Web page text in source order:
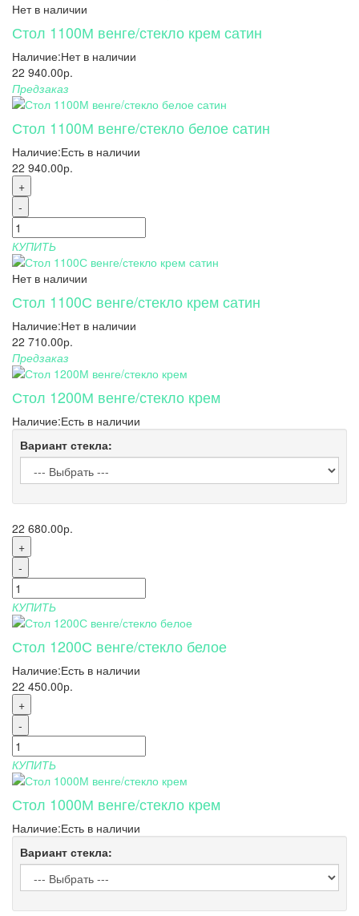
Нет в наличии
Стол 1100М венге/стекло крем сатин
Наличие:Нет в наличии
22 940.00р.
Предзаказ
Стол 1100М венге/стекло белое сатин
Наличие:Есть в наличии
22 940.00р.
+
-
КУПИТЬ
Нет в наличии
Стол 1100С венге/стекло крем сатин
Наличие:Нет в наличии
22 710.00р.
Предзаказ
Стол 1200М венге/стекло крем
Наличие:Есть в наличии
Вариант стекла:
22 680.00р.
+
-
КУПИТЬ
Стол 1200С венге/стекло белое
Наличие:Есть в наличии
22 450.00р.
+
-
КУПИТЬ
Стол 1000М венге/стекло крем
Наличие:Есть в наличии
Вариант стекла: